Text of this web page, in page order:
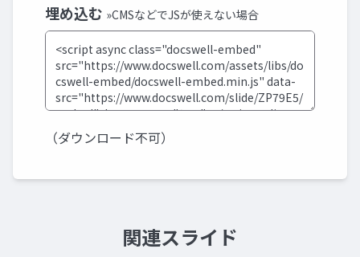
埋め込む »CMSなどでJSが使えない場合
（ダウンロード不可）
関連スライド